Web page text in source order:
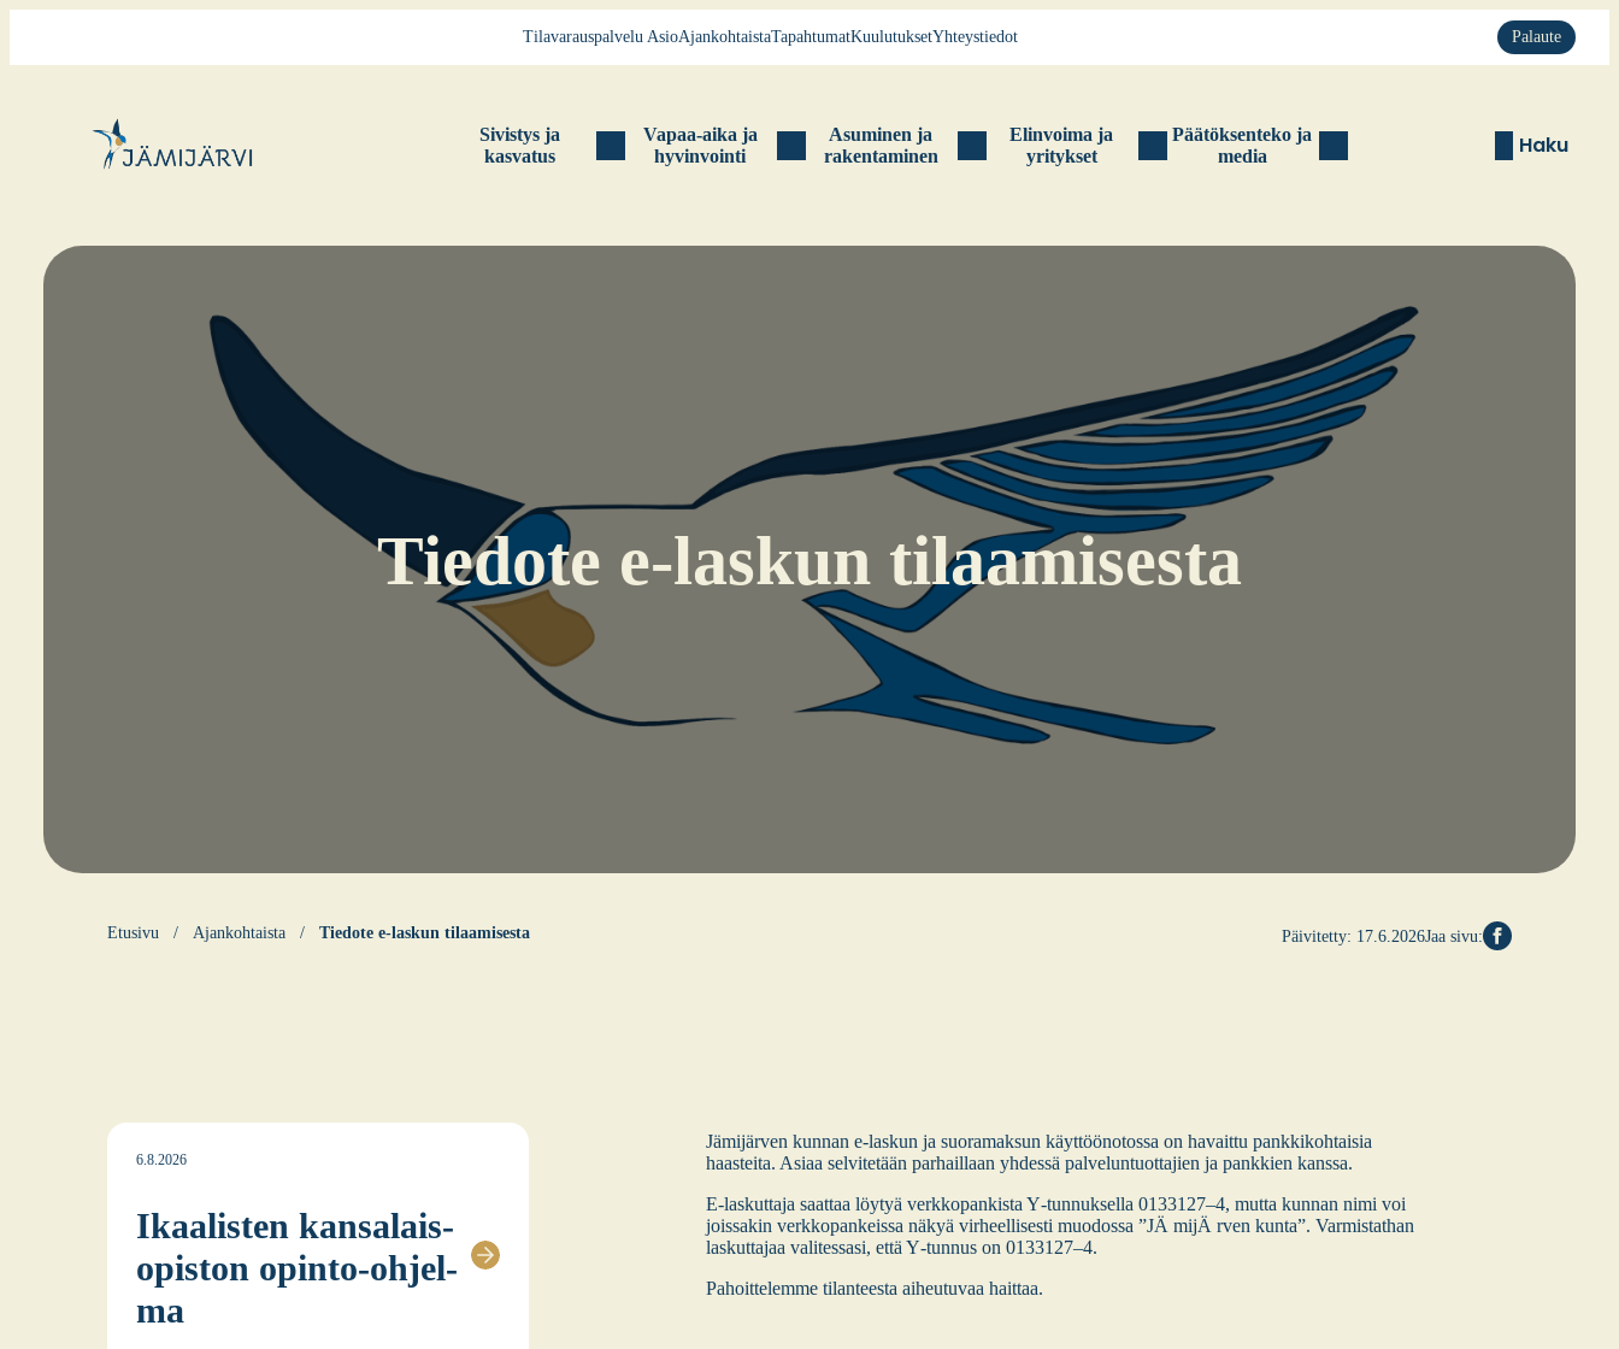
Tila­va­raus­pal­ve­lu AsioAjan­koh­tais­taTapah­tu­matKuu­lu­tuk­setYhteys­tie­dot Palaute
Sivis­tys ja
kas­va­tus
Vapaa-aika ja
hyvin­voin­ti
Asu­mi­nen ja
raken­ta­mi­nen
Elin­voi­ma ja
yri­tyk­set
Pää­tök­sen­te­ko ja
media
Haku
Tie­do­te e‑laskun tilaa­mi­ses­ta
Etusi­vu Ajankohtaista Tie­do­te e‑laskun tilaa­mi­ses­ta Päivitetty: 17.6.2026Jaa sivu:
6.8.2026
Ikaa­lis­ten kan­sa­lais­
opis­ton opin­to-ohjel­
ma
Jämi­jär­ven kun­nan e‑laskun ja suo­ra­mak­sun käyt­töö­no­tos­sa on havait­tu pank­ki­koh­tai­sia
haas­tei­ta. Asi­aa sel­vi­te­tään par­hail­laan yhdes­sä pal­ve­lun­tuot­ta­jien ja pank­kien kans­sa.
E‑laskuttaja saat­taa löy­tyä verk­ko­pan­kis­ta Y‑tunnuksella 0133127–4, mut­ta kun­nan nimi voi
jois­sa­kin verk­ko­pan­keis­sa näkyä vir­heel­li­ses­ti muo­dos­sa ”JÄ mijÄ rven kun­ta”. Var­mis­tat­han
las­kut­ta­jaa vali­tes­sa­si, että Y‑tunnus on 0133127–4.
Pahoit­te­lem­me tilan­tees­ta aiheu­tu­vaa hait­taa.